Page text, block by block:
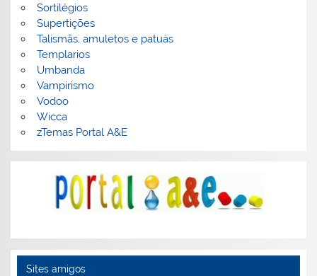
Sortilégios
Supertições
Talismãs, amuletos e patuás
Templarios
Umbanda
Vampirismo
Vodoo
Wicca
zTemas Portal A&E
Sites amigos